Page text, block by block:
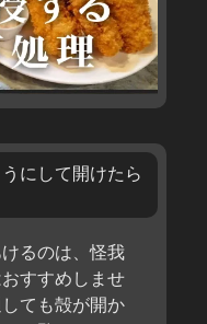
にして開けたら
るのは、怪我
すすめしませ
ても殻が開か